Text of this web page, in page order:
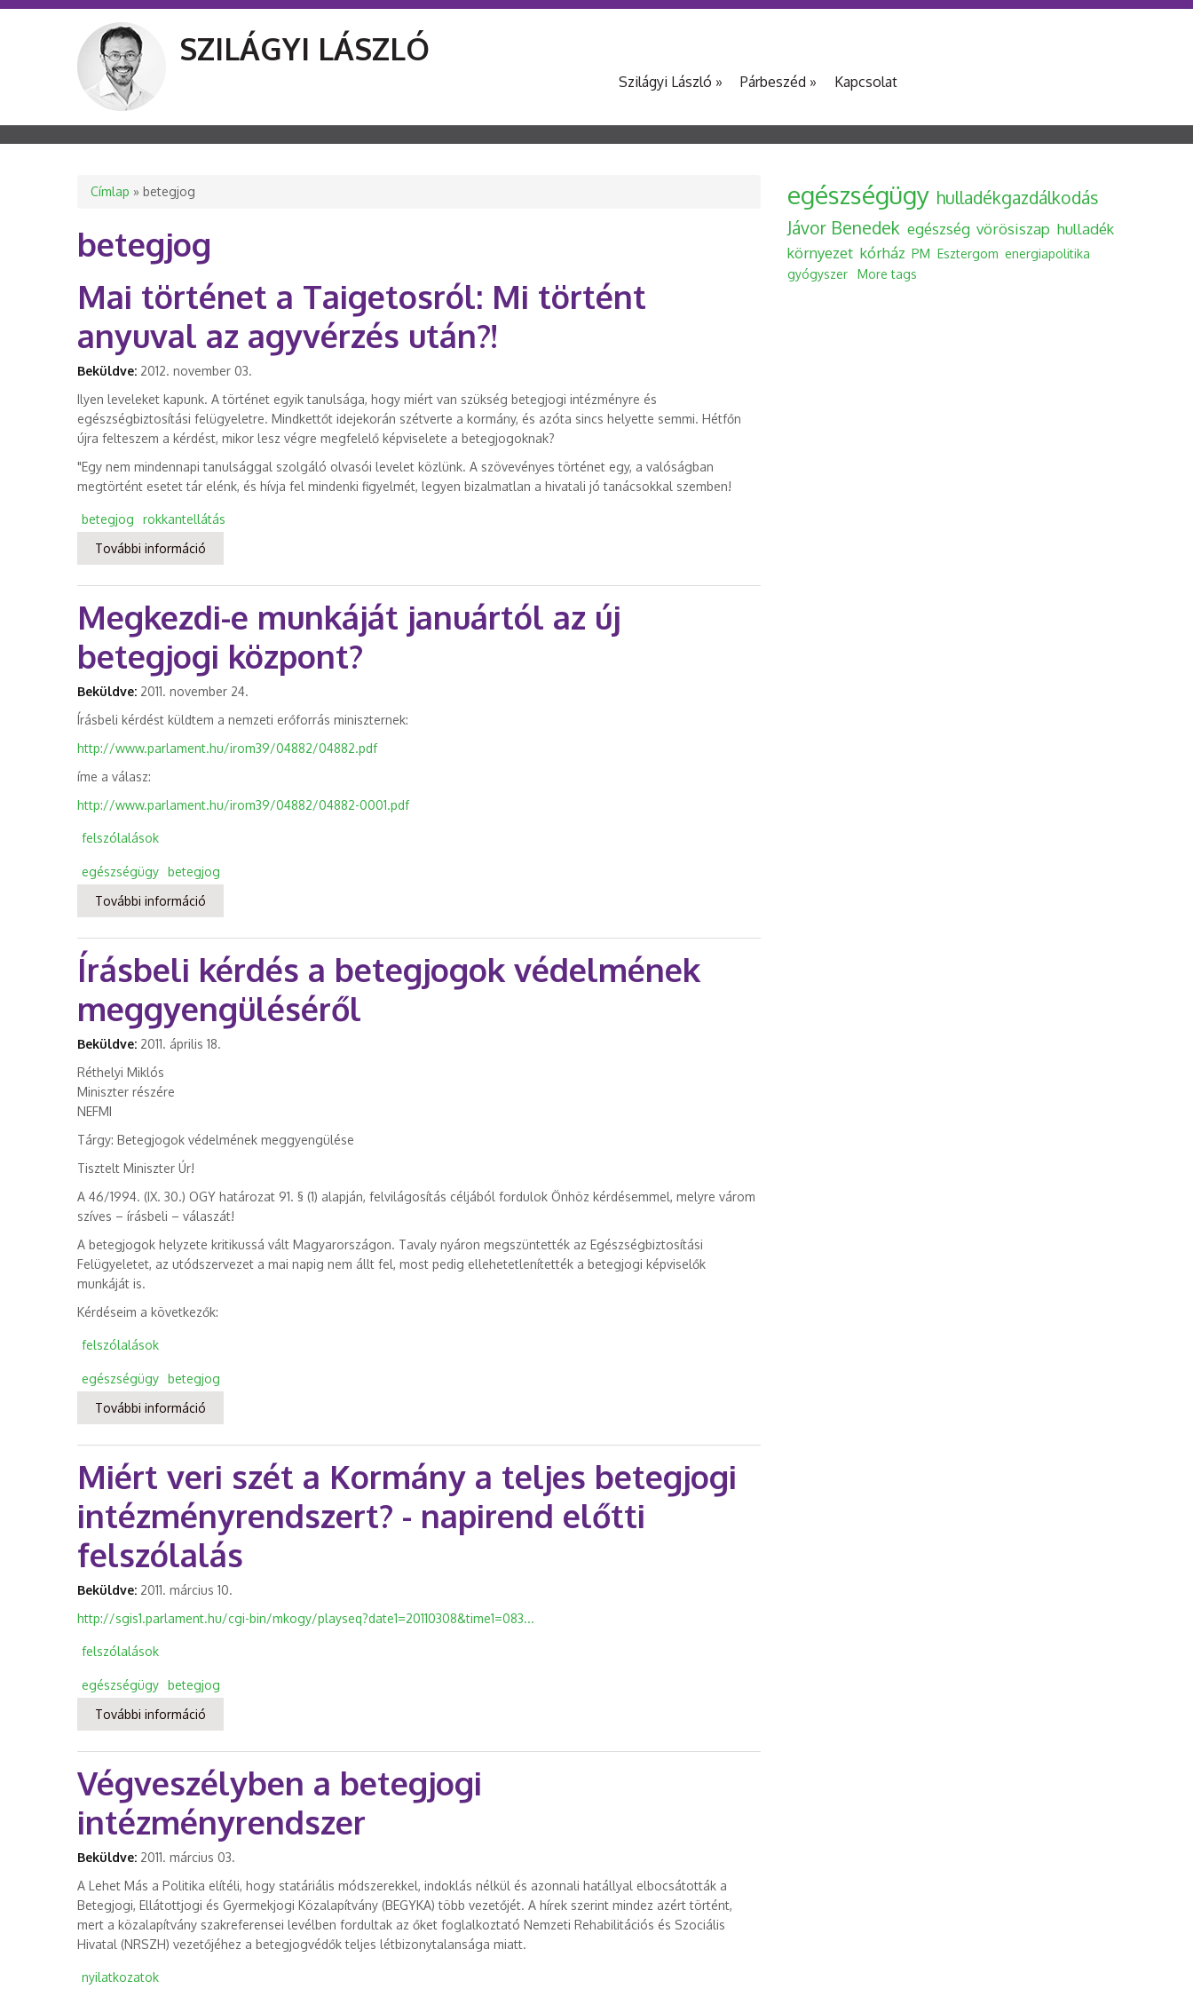
SZILÁGYI LÁSZLÓ
Szilágyi László » Párbeszéd » Kapcsolat
Jelenlegi hely
Címlap » betegjog
betegjog
Mai történet a Taigetosról: Mi történt
anyuval az agyvérzés után?!
Beküldve: 2012. november 03.
Ilyen leveleket kapunk. A történet egyik tanulsága, hogy miért van szükség betegjogi intézményre és
egészségbiztosítási felügyeletre. Mindkettőt idejekorán szétverte a kormány, és azóta sincs helyette semmi. Hétfőn
újra felteszem a kérdést, mikor lesz végre megfelelő képviselete a betegjogoknak?
"Egy nem mindennapi tanulsággal szolgáló olvasói levelet közlünk. A szövevényes történet egy, a valóságban
megtörtént esetet tár elénk, és hívja fel mindenki figyelmét, legyen bizalmatlan a hivatali jó tanácsokkal szemben!
betegjog
rokkantellátás
További információ
Megkezdi-e munkáját januártól az új
betegjogi központ?
Beküldve: 2011. november 24.
Írásbeli kérdést küldtem a nemzeti erőforrás miniszternek:
http://www.parlament.hu/irom39/04882/04882.pdf
íme a válasz:
http://www.parlament.hu/irom39/04882/04882-0001.pdf
felszólalások
egészségügy betegjog
További információ
Írásbeli kérdés a betegjogok védelmének
meggyengüléséről
Beküldve: 2011. április 18.
Réthelyi Miklós
Miniszter részére
NEFMI
Tárgy: Betegjogok védelmének meggyengülése
Tisztelt Miniszter Úr!
A 46/1994. (IX. 30.) OGY határozat 91. § (1) alapján, felvilágosítás céljából fordulok Önhöz kérdésemmel, melyre várom
szíves – írásbeli – válaszát!
A betegjogok helyzete kritikussá vált Magyarországon. Tavaly nyáron megszüntették az Egészségbiztosítási
Felügyeletet, az utódszervezet a mai napig nem állt fel, most pedig ellehetetlenítették a betegjogi képviselők
munkáját is.
Kérdéseim a következők:
felszólalások
egészségügy betegjog
További információ
Miért veri szét a Kormány a teljes betegjogi
intézményrendszert? - napirend előtti
felszólalás
Beküldve: 2011. március 10.
http://sgis1.parlament.hu/cgi-bin/mkogy/playseq?date1=20110308&time1=083...
felszólalások
egészségügy betegjog
További információ
tartalommal kapcsolatosan
Végveszélyben a betegjogi
intézményrendszer
Beküldve: 2011. március 03.
A Lehet Más a Politika elítéli, hogy statáriális módszerekkel, indoklás nélkül és azonnali hatállyal elbocsátották a
Betegjogi, Ellátottjogi és Gyermekjogi Közalapítvány (BEGYKA) több vezetőjét. A hírek szerint mindez azért történt,
mert a közalapítvány szakreferensei levélben fordultak az őket foglalkoztató Nemzeti Rehabilitációs és Szociális
Hivatal (NRSZH) vezetőjéhez a betegjogvédők teljes létbizonytalansága miatt.
nyilatkozatok
egészségügy hulladékgazdálkodás
Jávor Benedek egészség vörösiszap hulladék
környezet kórház PM Esztergom energiapolitika
gyógyszer
More tags